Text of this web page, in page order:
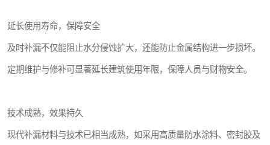
延长使用寿命，保障安全
及时补漏不仅能阻止水分侵蚀扩大，还能防止金属结构进一步损坏。
定期维护与修补可显著延长建筑使用年限，保障人员与财物安全。
技术成熟，效果持久
现代补漏材料与技术已相当成熟，如采用高质量防水涂料、密封胶及